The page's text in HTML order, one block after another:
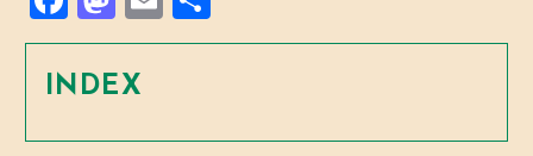
a
c
e
a
st
m有
INDEX